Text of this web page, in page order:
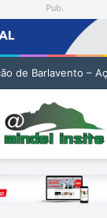
Pub.